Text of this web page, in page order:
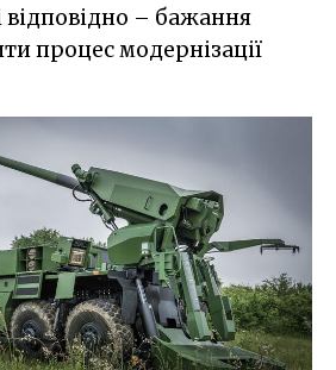
відповідно – бажання
процес модернізації